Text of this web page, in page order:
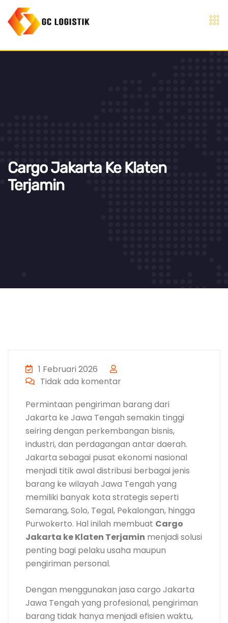
Cargo Jakarta Ke Klaten
Terjamin
1 Februari 2026
Tidak ada komentar
Permintaan pengiriman barang dari
Jakarta ke Jawa Tengah semakin tinggi
seiring dengan perkembangan bisnis,
industri, dan perdagangan antar daerah.
Jakarta sebagai pusat ekonomi nasional
menjadi titik awal distribusi berbagai jenis
barang ke wilayah Jawa Tengah yang
memiliki banyak kota strategis seperti
Semarang, Solo, Tegal, Pekalongan, hingga
Purwokerto. Hal inilah membuat Cargo
Jakarta ke Klaten Terjamin menjadi solusi
penting bagi pelaku usaha maupun
pengiriman personal.
Dengan menggunakan jasa cargo Jakarta
Jawa Tengah yang profesional, pengiriman
barang tidak hanya menjadi efisien waktu,